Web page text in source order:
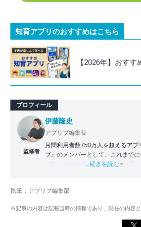
知育アプリのおすすめはこちら
【2026年】おすす
プロフィール
監修者
伊藤隆史
アプリブ編集長
月間利用者数750万人を超えるアプ
ブ』のメンバーとして、これまで
の数は25,000以上。アプリの知見
化アプリの紹介）、TBS『サタプラ
スマホアプリ）他
...続きを読む
執筆：アプリブ編集部
※記事の内容は記載当時の情報であり、現在の内容と